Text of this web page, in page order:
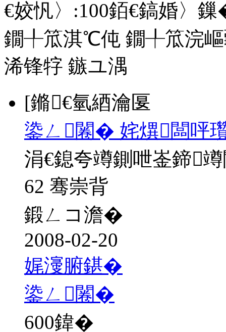
€姣忛〉:100銆€鎬婚〉
鐗╀笟淇℃伅 鐗╀笟浣
浠锋牸 鏃ユ湡
[鏅€氫綇瀹匽
鍌ㄥ闂� 姹熼闆呯
涓€鎴夸竴鍘呭崟鍗
62 骞崇背
鍛ㄥコ澹�
2008-02-20
娓濅腑鍖�
鍌ㄥ闂�
600鍏�